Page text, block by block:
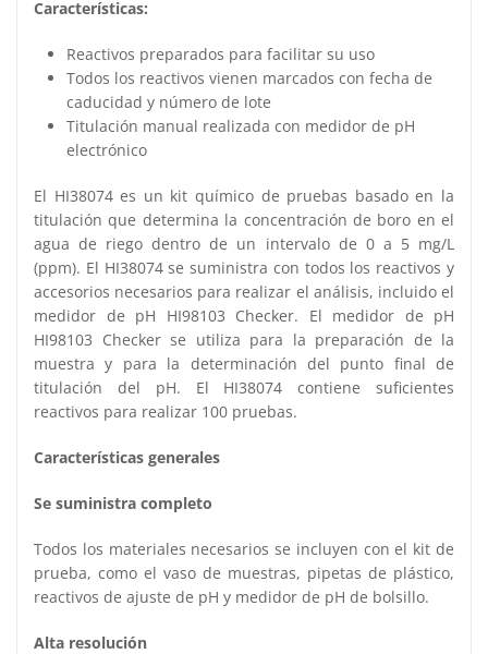
Características:
Reactivos preparados para facilitar su uso
Todos los reactivos vienen marcados con fecha de
caducidad y número de lote
Titulación manual realizada con medidor de pH
electrónico
El HI38074 es un kit químico de pruebas basado en la
titulación que determina la concentración de boro en el
agua de riego dentro de un intervalo de 0 a 5 mg/L
(ppm). El HI38074 se suministra con todos los reactivos y
accesorios necesarios para realizar el análisis, incluido el
medidor de pH HI98103 Checker. El medidor de pH
HI98103 Checker se utiliza para la preparación de la
muestra y para la determinación del punto final de
titulación del pH. El HI38074 contiene suficientes
reactivos para realizar 100 pruebas.
Características generales
Se suministra completo
Todos los materiales necesarios se incluyen con el kit de
prueba, como el vaso de muestras, pipetas de plástico,
reactivos de ajuste de pH y medidor de pH de bolsillo.
Alta resolución